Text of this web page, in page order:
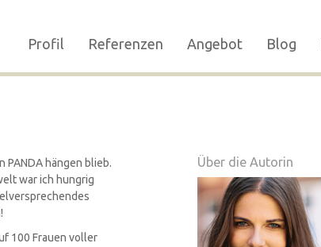
Profil Referenzen Angebot Blog
PANDA hängen blieb.
war ich hungrig
100 Frauen voller
Über die Autorin